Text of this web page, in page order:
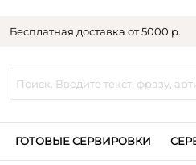
Бесплатная доставка от 5000 р.
ГОТОВЫЕ СЕРВИРОВКИ